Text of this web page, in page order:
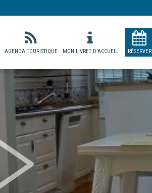
AGENDA TOURISTIQUE MON LIVRET D'ACCUEIL RÉSERVER